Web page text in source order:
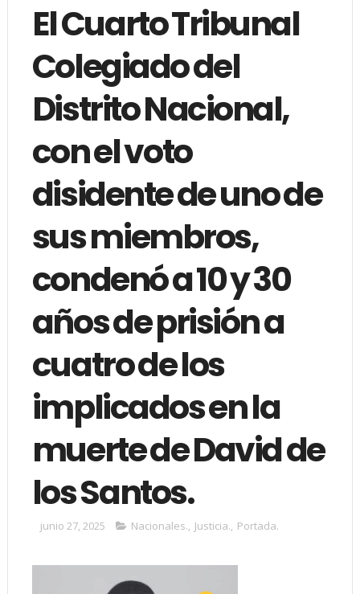
El Cuarto Tribunal
Colegiado del
Distrito Nacional,
con el voto
disidente de uno de
sus miembros,
condenó a 10 y 30
años de prisión a
cuatro de los
implicados en la
muerte de David de
los Santos.
junio 27, 2025 Nacionales., Justicia., Portada.